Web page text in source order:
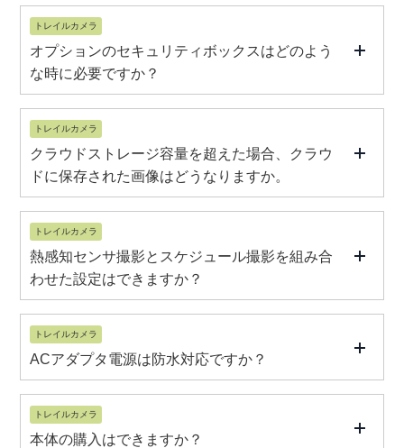
トレイルカメラ
オプションのセキュリティボックスはどのよう
な時に必要ですか？
トレイルカメラ
クラウドストレージ容量を超えた場合、クラウ
ドに保存された画像はどうなりますか。
トレイルカメラ
熱感知センサ撮影とスケジュール撮影を組み合
わせた設定はできますか？
トレイルカメラ
ACアダプタ電源は防水対応ですか？
トレイルカメラ
本体の購入はできますか？